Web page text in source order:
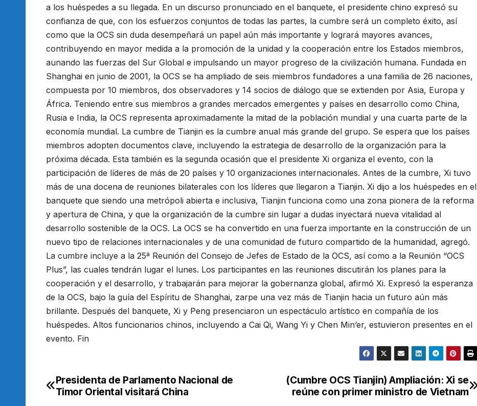
a los huéspedes a su llegada. En un discurso pronunciado en el banquete, el presidente chino expresó su
confianza de que, con los esfuerzos conjuntos de todas las partes, la cumbre será un completo éxito, así
como que la OCS sin duda desempeñará un papel aún más importante y logrará mayores avances,
contribuyendo en mayor medida a la promoción de la unidad y la cooperación entre los Estados miembros,
aunando las fuerzas del Sur Global e impulsando un mayor progreso de la civilización humana. Fundada en
Shanghai en junio de 2001, la OCS se ha ampliado de seis miembros fundadores a una familia de 26 naciones,
compuesta por 10 miembros, dos observadores y 14 socios de diálogo que se extienden por Asia, Europa y
África. Teniendo entre sus miembros a grandes mercados emergentes y países en desarrollo como China,
Rusia e India, la OCS representa aproximadamente la mitad de la población mundial y una cuarta parte de la
economía mundial. La cumbre de Tianjin es la cumbre anual más grande del grupo. Se espera que los países
miembros adopten documentos clave, incluyendo la estrategia de desarrollo de la organización para la
próxima década. Esta también es la segunda ocasión que el presidente Xi organiza el evento, con la
participación de líderes de más de 20 países y 10 organizaciones internacionales. Antes de la cumbre, Xi tuvo
más de una docena de reuniones bilaterales con los líderes que llegaron a Tianjin. Xi dijo a los huéspedes en el
banquete que siendo una metrópoli abierta e inclusiva, Tianjin funciona como una zona pionera de la reforma
y apertura de China, y que la organización de la cumbre sin lugar a dudas inyectará nueva vitalidad al
desarrollo sostenible de la OCS. La OCS se ha convertido en una fuerza importante en la construcción de un
nuevo tipo de relaciones internacionales y de una comunidad de futuro compartido de la humanidad, agregó.
La cumbre incluye a la 25ª Reunión del Consejo de Jefes de Estado de la OCS, así como a la Reunión “OCS
Plus”, las cuales tendrán lugar el lunes. Los participantes en las reuniones discutirán los planes para la
cooperación y el desarrollo, y trabajarán para mejorar la gobernanza global, afirmó Xi. Expresó la esperanza
de la OCS, bajo la guía del Espíritu de Shanghai, zarpe una vez más de Tianjin hacia un futuro aún más
brillante. Después del banquete, Xi y Peng presenciaron un espectáculo artístico en compañía de los
huéspedes. Altos funcionarios chinos, incluyendo a Cai Qi, Wang Yi y Chen Min’er, estuvieron presentes en el
evento. Fin
Navegación
(Cumbre OCS Tianjin) Ampliación: Xi se
reúne con primer ministro de Vietnam
Presidenta de Parlamento Nacional de
Timor Oriental visitará China